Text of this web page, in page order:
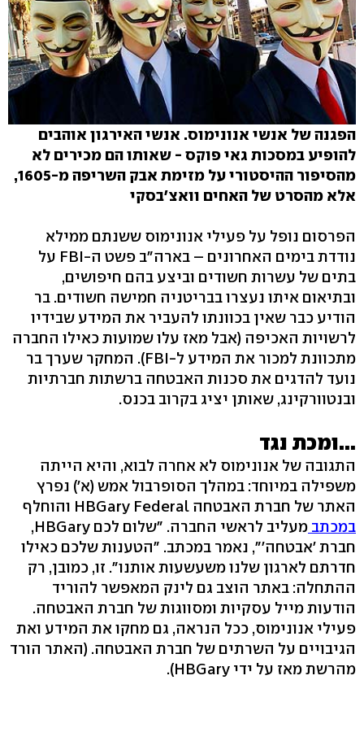
הפגנה של אנשי אנונימוס. אנשי האירגון אוהבים
להופיע במסכות גאי פוקס - שאותו הם מכירים לא
מהסיפור ההיסטורי על מזימת אבק השריפה מ-1605,
אלא מהסרט של האחים וואצ'בסקי
הפרסום נופל על פעילי אנונימוס ששנתם ממילא
נודדת בימים האחרונים – בארה"ב פשט ה-FBI על
בתים של עשרות חשודים וביצע בהם חיפושים,
ובתיאום איתו נעצרו בבריטניה חמישה חשודים. בר
הודיע כבר שאין בכוונתו להעביר את המידע שבידיו
לרשויות האכיפה (אבל מאז עלו שמועות כאילו החברה
מתכוונת למכור את המידע ל-FBI). המחקר שערך בר
נועד להדגים את סכנות האבטחה ברשתות חברתיות
ובנטוורקינג, שאותן יציג בקרוב בכנס.
...ומכת נגד
התגובה של אנונימוס לא אחרה לבוא, והיא הייתה
משפילה במיוחד: במהלך הסופרבול אמש (א') נפרץ
האתר של חברת האבטחה HBGary Federal והוחלף
במכתב
מעליב לראשי החברה. "שלום לכם HBGary,
חברת 'אבטחה'", נאמר במכתב. "הטענות שלכם כאילו
חדרתם לארגון שלנו משעשעות אותנו". זו, כמובן, רק
ההתחלה: באתר הוצב גם לינק המאפשר להוריד
הודעות מייל עסקיות ומסווגות של חברת האבטחה.
פעילי אנונימוס, ככל הנראה, גם מחקו את המידע ואת
הגיבויים על השרתים של חברת האבטחה. (האתר הורד
מהרשת מאז על ידי HBGary).